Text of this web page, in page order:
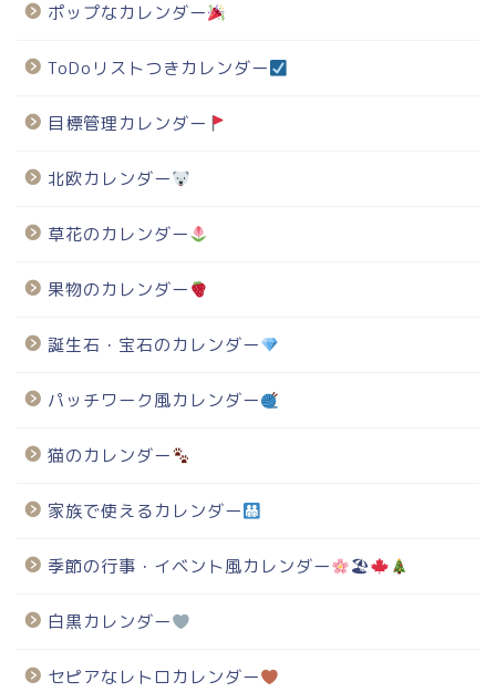
ポップなカレンダー
ToDoリストつきカレンダー
目標管理カレンダー
北欧カレンダー
草花のカレンダー
果物のカレンダー
誕生石・宝石のカレンダー
パッチワーク風カレンダー
猫のカレンダー
家族で使えるカレンダー
季節の行事・イベント風カレンダー 🏖
白黒カレンダー
セピアなレトロカレンダー